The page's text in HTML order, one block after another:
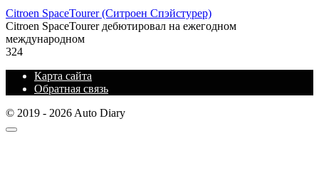
Citroen SpaceTourer (Ситроен Спэйстурер)
Citroen SpaceTourer дебютировал на ежегодном
международном
324
Карта сайта
Обратная связь
© 2019 - 2026 Auto Diary